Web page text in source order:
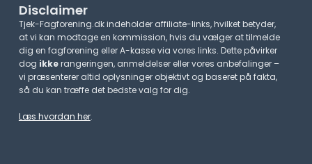
Disclaimer
Tjek-Fagforening.dk indeholder affiliate-links, hvilket betyder,
at vi kan modtage en kommission, hvis du vælger at tilmelde
dig en fagforening eller A-kasse via vores links. Dette påvirker
dog ikkerangeringen, anmeldelser eller vores anbefalinger –
vi præsenterer altid oplysninger objektivt og baseret på fakta,
så du kan træffe det bedste valg for dig.
Læs hvordan her.